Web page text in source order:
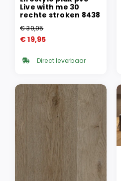
Live with me 30
rechte stroken 8438
€39,95
Oorspronkelijke
was:
€19,95
Huidige
is: Direct leverbaar